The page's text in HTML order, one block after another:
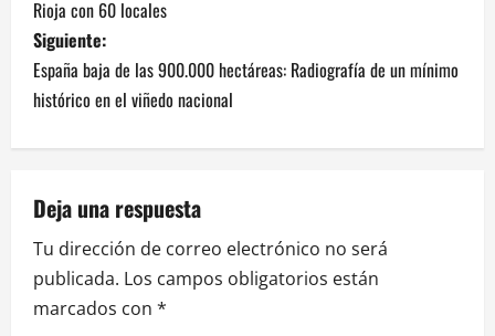
v
e
g
a
c
i
Rioja con 60 locales
Siguiente:
España baja de las 900.000 hectáreas: Radiografía de un mínimo
histórico en el viñedo nacional
Deja una respuesta
Tu dirección de correo electrónico no será
publicada. Los campos obligatorios están
marcados con *